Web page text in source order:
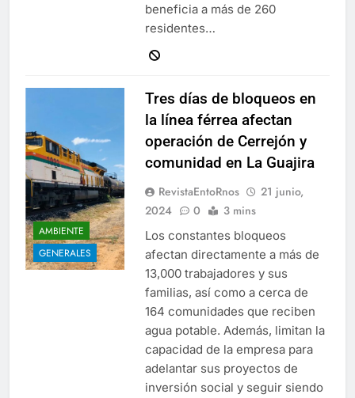
beneficia a más de 260
residentes…
AMBIENTE
GENERALES
Tres días de bloqueos en
la línea férrea afectan
operación de Cerrejón y
comunidad en La Guajira
RevistaEntoRnos
21 junio,
2024
0 3 mins
Los constantes bloqueos
afectan directamente a más de
13,000 trabajadores y sus
familias, así como a cerca de
164 comunidades que reciben
agua potable. Además, limitan la
capacidad de la empresa para
adelantar sus proyectos de
inversión social y seguir siendo